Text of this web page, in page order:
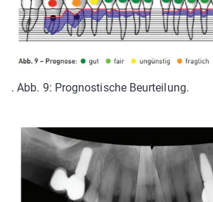
. Abb. 9: Prognostische Beurteilung.